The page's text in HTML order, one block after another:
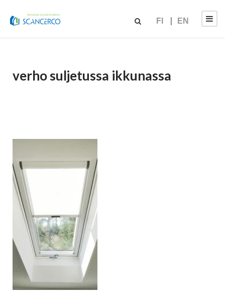
FI EN
verho suljetussa ikkunassa